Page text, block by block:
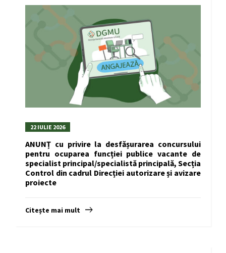
22 IULIE 2026
ANUNȚ cu privire la desfășurarea concursului
pentru ocuparea funcției publice vacante de
specialist principal/specialistă principală, Secția
Control din cadrul Direcției autorizare și avizare
proiecte
Citește mai mult